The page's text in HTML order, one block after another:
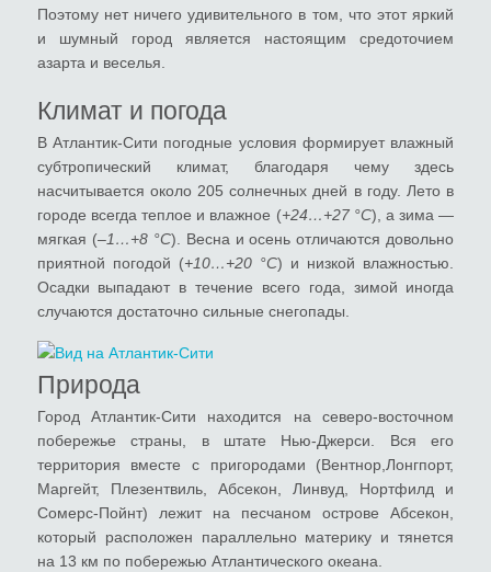
Поэтому нет ничего удивительного в том, что этот яркий
и шумный город является настоящим средоточием
азарта и веселья.
Климат и погода
В Атлантик-Сити погодные условия формирует влажный
субтропический климат, благодаря чему здесь
насчитывается около 205 солнечных дней в году. Лето в
городе всегда теплое и влажное (+24…+27 °C), а зима —
мягкая (–1…+8 °C). Весна и осень отличаются довольно
приятной погодой (+10…+20 °C) и низкой влажностью.
Осадки выпадают в течение всего года, зимой иногда
случаются достаточно сильные снегопады.
Природа
Город Атлантик-Сити находится на северо-восточном
побережье страны, в штате Нью-Джерси. Вся его
территория вместе с пригородами (Вентнор,Лонгпорт,
Маргейт, Плезентвиль, Абсекон, Линвуд, Нортфилд и
Сомерс-Пойнт) лежит на песчаном острове Абсекон,
который расположен параллельно материку и тянется
на 13 км по побережью Атлантического океана.